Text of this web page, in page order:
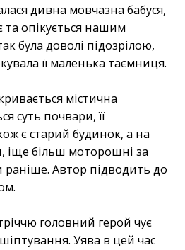
дивна мовчазна бабуся,
та опікується нашим
була доволі підозрілою,
її маленька таємниця.
містична
суть почвари, її
є старий будинок, а на
іще більш моторошні за
раніше. Автор підводить до
головний герой чує
Уява в цей час